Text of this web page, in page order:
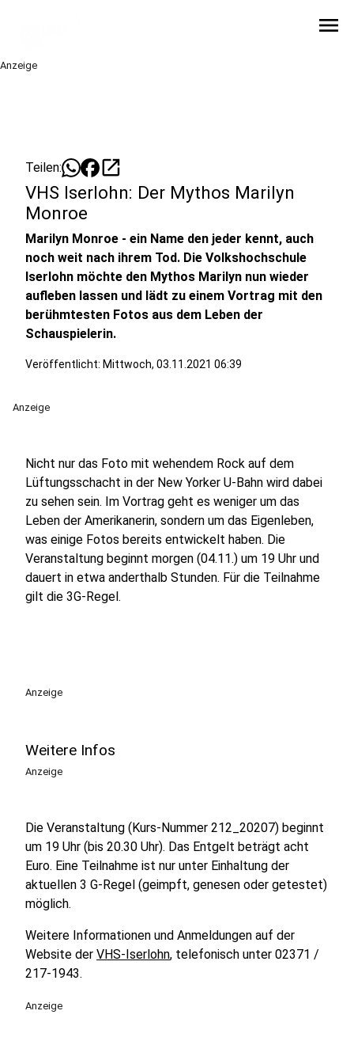
menu
Anzeige
Teilen: open_in_new
VHS Iserlohn: Der Mythos Marilyn
Monroe
Marilyn Monroe - ein Name den jeder kennt, auch
noch weit nach ihrem Tod. Die Volkshochschule
Iserlohn möchte den Mythos Marilyn nun wieder
aufleben lassen und lädt zu einem Vortrag mit den
berühmtesten Fotos aus dem Leben der
Schauspielerin.
Veröffentlicht: Mittwoch, 03.11.2021 06:39
Anzeige
Nicht nur das Foto mit wehendem Rock auf dem
Lüftungsschacht in der New Yorker U-Bahn wird dabei
zu sehen sein. Im Vortrag geht es weniger um das
Leben der Amerikanerin, sondern um das Eigenleben,
was einige Fotos bereits entwickelt haben. Die
Veranstaltung beginnt morgen (04.11.) um 19 Uhr und
dauert in etwa anderthalb Stunden. Für die Teilnahme
gilt die 3G-Regel.
Anzeige
Weitere Infos
Anzeige
Die Veranstaltung (Kurs-Nummer 212_20207) beginnt
um 19 Uhr (bis 20.30 Uhr). Das Entgelt beträgt acht
Euro. Eine Teilnahme ist nur unter Einhaltung der
aktuellen 3 G-Regel (geimpft, genesen oder getestet)
möglich.
Weitere Informationen und Anmeldungen auf der
Website der VHS-Iserlohn, telefonisch unter 02371 /
217-1943.
Anzeige